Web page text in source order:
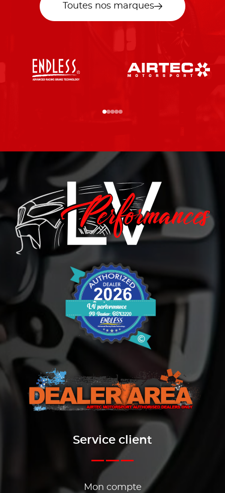
Toutes nos marques
Service client
Mon compte